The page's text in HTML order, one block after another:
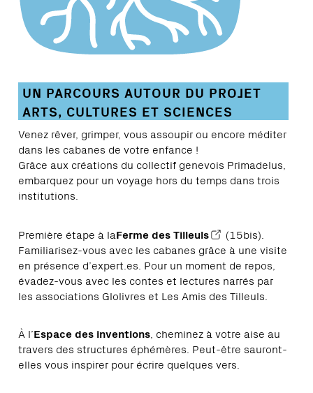
UN PARCOURS AUTOUR DU PROJET
ARTS, CULTURES ET SCIENCES
Venez rêver, grimper, vous assoupir ou encore méditer
dans les cabanes de votre enfance !
Grâce aux créations du collectif genevois Primadelus,
embarquez pour un voyage hors du temps dans trois
institutions.
Première étape à laFerme des Tilleuls
(15bis).
Familiarisez-vous avec les cabanes grâce à une visite
en présence d’expert.es. Pour un moment de repos,
évadez-vous avec les contes et lectures narrés par
les associations Glolivres et Les Amis des Tilleuls.
À l’Espace des inventions, cheminez à votre aise au
travers des structures éphémères. Peut-être sauront-
elles vous inspirer pour écrire quelques vers.